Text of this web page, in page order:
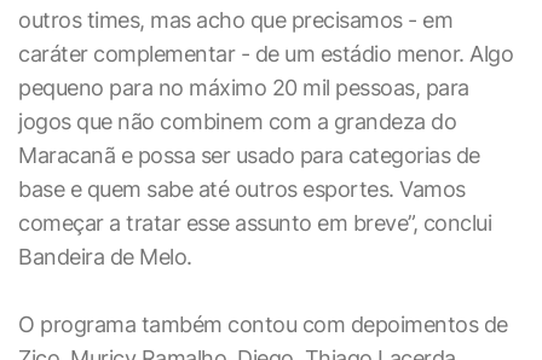
outros times, mas acho que precisamos - em
caráter complementar - de um estádio menor. Algo
pequeno para no máximo 20 mil pessoas, para
jogos que não combinem com a grandeza do
Maracanã e possa ser usado para categorias de
base e quem sabe até outros esportes. Vamos
começar a tratar esse assunto em breve”, conclui
Bandeira de Melo.
O programa também contou com depoimentos de